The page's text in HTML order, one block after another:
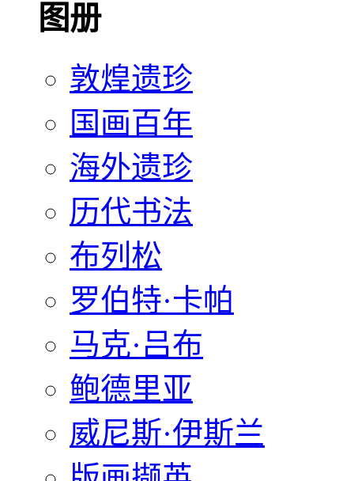
图册
敦煌遗珍
国画百年
海外遗珍
历代书法
布列松
罗伯特·卡帕
马克·吕布
鲍德里亚
威尼斯·伊斯兰